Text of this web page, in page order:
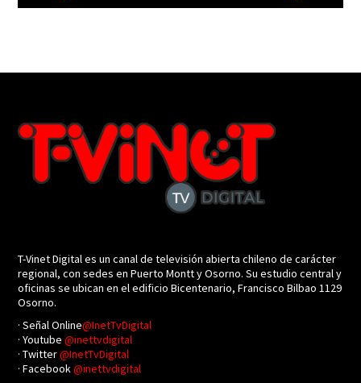
T-Vinet Digital es un canal de televisión abierta chileno de carácter
regional, con sedes en Puerto Montt y Osorno. Su estudio central y
oficinas se ubican en el edificio Bicentenario, Francisco Bilbao 1129
Osorno.
· Señal Online@InetTvDigital
· Youtube@inettvdigital
· Twitter@InetTvDigital
· Facebook@inettvdigital